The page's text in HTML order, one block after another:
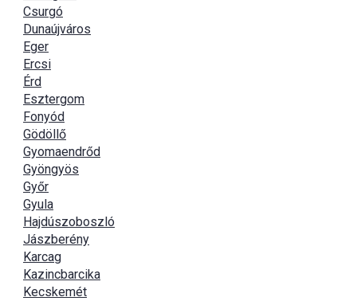
Csurgó
Dunaújváros
Eger
Ercsi
Érd
Esztergom
Fonyód
Gödöllő
Gyomaendrőd
Gyöngyös
Győr
Gyula
Hajdúszoboszló
Jászberény
Karcag
Kazincbarcika
Kecskemét